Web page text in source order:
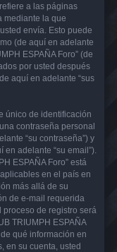
a las páginas
mediante la que
envía. Esto puede
(de aquí en adelante
ESPAÑA Foro” (de
por usted después
aquí en adelante “sus
único de identificación
contraseña personal
“su contraseña”) y
adelante “su email”).
ESPAÑA Foro” está
en el país en
más allá de su
de e-mail requerida
proceso de registro será
TRIUMPH ESPAÑA
qué información en
en su cuenta, usted